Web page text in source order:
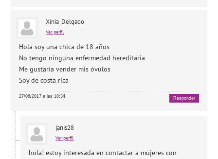
Xinia_Delgado
Ver perfil
Hola soy una chica de 18 años
No tengo ninguna enfermedad hereditaria
Me gustaría vender mis óvulos
Soy de costa rica
27/06/2017 a las 10:34 Responder
janis28
Ver perfil
hola! estoy interesada en contactar a mujeres con